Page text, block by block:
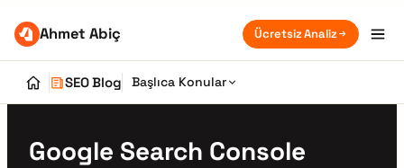
Ahmet Abiç Ücretsiz Analiz
SEO Blog Başlıca Konular
Google Search Console